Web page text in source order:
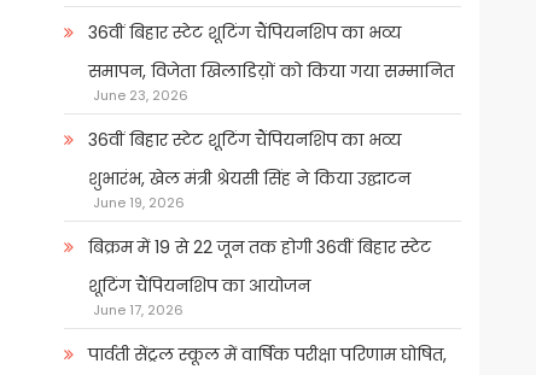
36वीं बिहार स्टेट शूटिंग चैंपियनशिप का भव्य
समापन, विजेता खिलाडिय़ों को किया गया सम्मानित
June 23, 2026
36वीं बिहार स्टेट शूटिंग चैंपियनशिप का भव्य
शुभारंभ, खेल मंत्री श्रेयसी सिंह ने किया उद्घाटन
June 19, 2026
बिक्रम में 19 से 22 जून तक होगी 36वीं बिहार स्टेट
शूटिंग चैंपियनशिप का आयोजन
June 17, 2026
पार्वती सेंट्रल स्कूल में वार्षिक परीक्षा परिणाम घोषित,